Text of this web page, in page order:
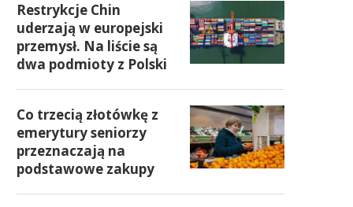
Restrykcje Chin
uderzają w europejski
przemysł. Na liście są
dwa podmioty z Polski
Co trzecią złotówkę z
emerytury seniorzy
przeznaczają na
podstawowe zakupy